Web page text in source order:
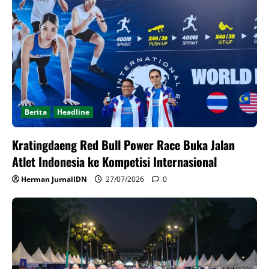
Berita Headline
Kratingdaeng Red Bull Power Race Buka Jalan
Atlet Indonesia ke Kompetisi Internasional
Herman JurnalIDN 27/07/2026 0